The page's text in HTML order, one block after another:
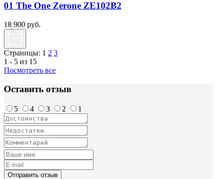
01 The One Zerone ZE102B2
18 900 руб.
Страницы: 1 2 3
1 - 5 из 15
Посмотреть все
Оставить отзыв
5 4 3 2 1
Отправить отзыв